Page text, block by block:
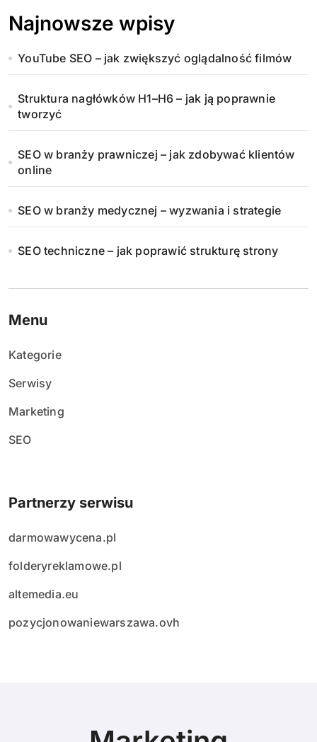
Najnowsze wpisy
YouTube SEO – jak zwiększyć oglądalność filmów
Struktura nagłówków H1–H6 – jak ją poprawnie
tworzyć
SEO w branży prawniczej – jak zdobywać klientów
online
SEO w branży medycznej – wyzwania i strategie
SEO techniczne – jak poprawić strukturę strony
Menu
Kategorie
Serwisy
Marketing
SEO
Partnerzy serwisu
darmowawycena.pl
folderyreklamowe.pl
altemedia.eu
pozycjonowaniewarszawa.ovh